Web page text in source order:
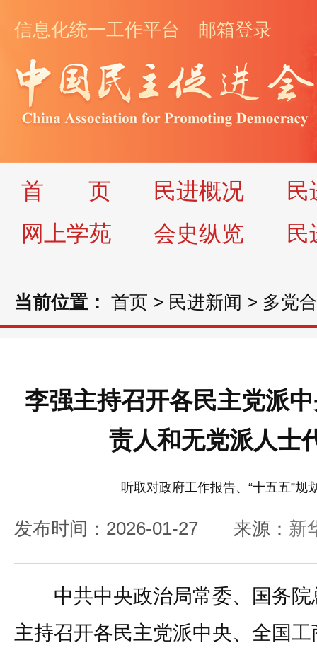
信息化统一工作平台 邮箱登录
首 页 民进概况
民
网上学苑
会史纵览 民
当前位置： 首页 > 民进新闻 > 多党
李强主持召开各民主党派
责人和无党派人士
听取对政府工作报告、“十五五”规
发布时间：2026-01-27 来源： 新
中共中央政治局常委、国务院
主持召开各民主党派中央、全国